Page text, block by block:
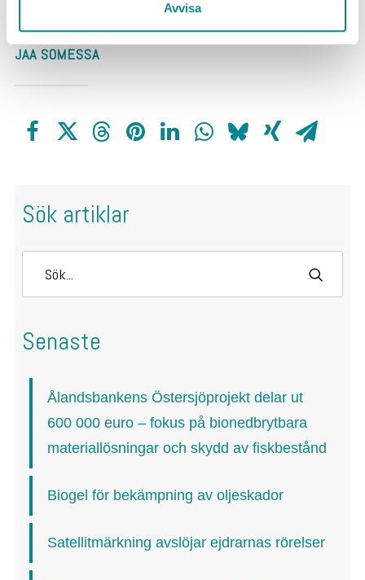
Avvisa
JAA SOMESSA
Sök artiklar
Senaste
Ålandsbankens Östersjöprojekt delar ut
600 000 euro – fokus på bionedbrytbara
materiallösningar och skydd av fiskbestånd
Biogel för bekämpning av oljeskador
Satellitmärkning avslöjar ejdrarnas rörelser